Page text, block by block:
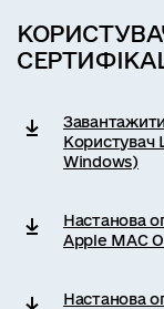
Користувач
Windows)
Настанова
Apple MAC
Настанова